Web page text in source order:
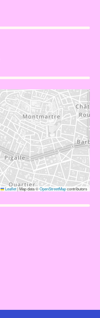
Leaflet|Map data ©OpenStreetMapcontributors